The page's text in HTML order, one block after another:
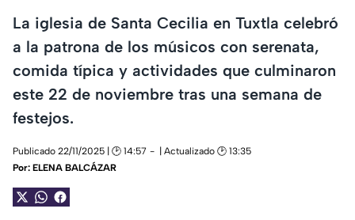
La iglesia de Santa Cecilia en Tuxtla celebró
a la patrona de los músicos con serenata,
comida típica y actividades que culminaron
este 22 de noviembre tras una semana de
festejos.
Publicado 22/11/2025 | 🕑 14:57
| Actualizado 🕑 13:35
Por: ELENA BALCÁZAR